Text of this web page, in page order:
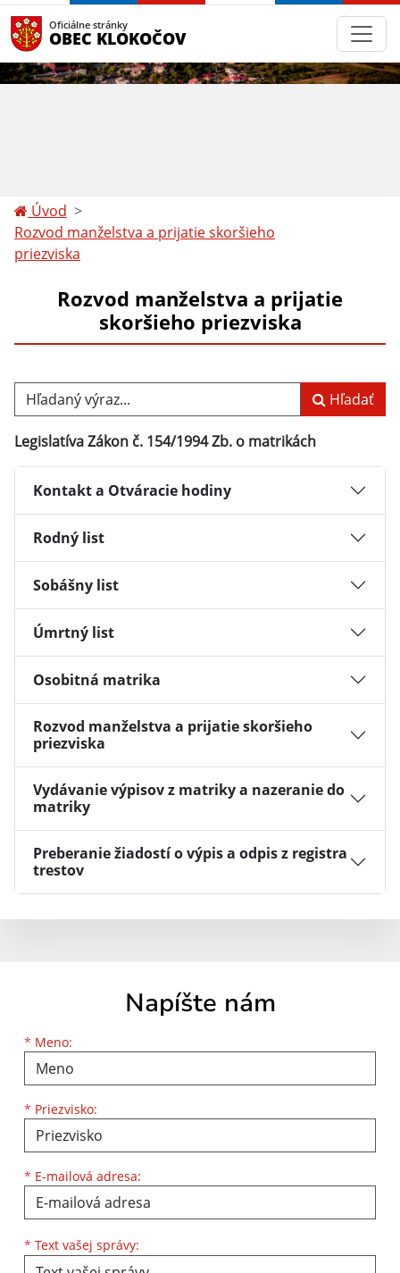
Oficiálne stránky
OBEC KLOKOČOV
Úvod
Rozvod manželstva a prijatie skoršieho
priezviska
Rozvod manželstva a prijatie
skoršieho priezviska
Hľadaný výraz... Hľadať
Legislatíva Zákon č. 154/1994 Zb. o matrikách
Kontakt a Otváracie hodiny
Rodný list
Sobášny list
Úmrtný list
Osobitná matrika
Rozvod manželstva a prijatie skoršieho
priezviska
Vydávanie výpisov z matriky a nazeranie do
matriky
Preberanie žiadostí o výpis a odpis z registra
trestov
Napíšte nám
* Meno:
Meno
* Priezvisko:
Priezvisko
* E-mailová adresa:
E-mailová adresa
* Text vašej správy: